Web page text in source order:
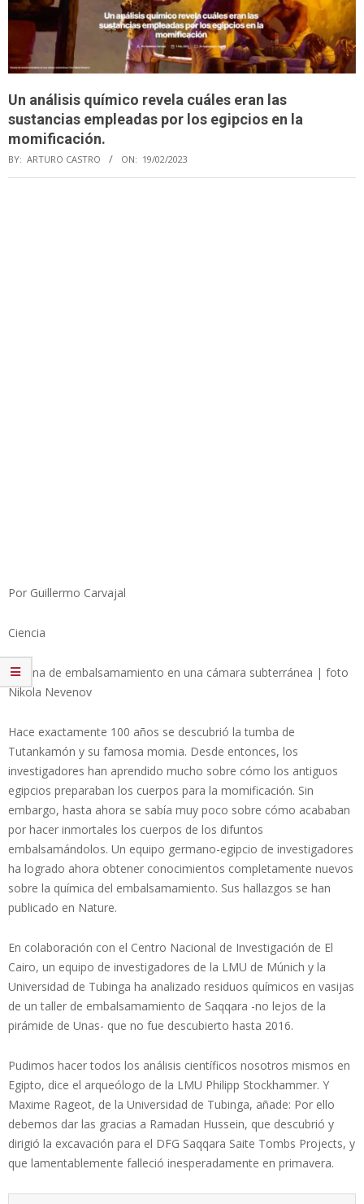
Un análisis químico revela cuáles eran las
sustancias empleadas por los egipcios en la
momificación.
BY: ARTURO CASTRO ON: 19/02/2023
Por Guillermo Carvajal
Ciencia
Escena de embalsamamiento en una cámara subterránea | foto
Nikola Nevenov
Hace exactamente 100 años se descubrió la tumba de
Tutankamón y su famosa momia. Desde entonces, los
investigadores han aprendido mucho sobre cómo los antiguos
egipcios preparaban los cuerpos para la momificación. Sin
embargo, hasta ahora se sabía muy poco sobre cómo acababan
por hacer inmortales los cuerpos de los difuntos
embalsamándolos. Un equipo germano-egipcio de investigadores
ha logrado ahora obtener conocimientos completamente nuevos
sobre la química del embalsamamiento. Sus hallazgos se han
publicado en Nature.
En colaboración con el Centro Nacional de Investigación de El
Cairo, un equipo de investigadores de la LMU de Múnich y la
Universidad de Tubinga ha analizado residuos químicos en vasijas
de un taller de embalsamamiento de Saqqara -no lejos de la
pirámide de Unas- que no fue descubierto hasta 2016.
Pudimos hacer todos los análisis científicos nosotros mismos en
Egipto, dice el arqueólogo de la LMU Philipp Stockhammer. Y
Maxime Rageot, de la Universidad de Tubinga, añade: Por ello
debemos dar las gracias a Ramadan Hussein, que descubrió y
dirigió la excavación para el DFG Saqqara Saite Tombs Projects, y
que lamentablemente falleció inesperadamente en primavera.